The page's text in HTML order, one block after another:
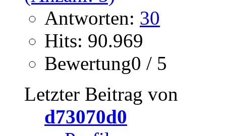
Antworten: 30
Hits: 90.969
Bewertung0 / 5
Letzter Beitrag von
d73070d0